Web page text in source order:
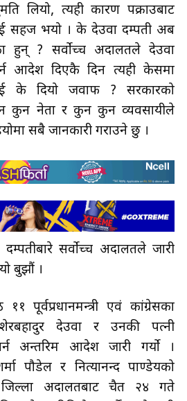
लियो, त्यही कारण पक्राउबाट
सहज भयो । के देउवा दम्पती अब
हुन् ? सर्वोच्च अदालतले देउवा
आदेश दिएकै दिन त्यही केसमा
के दियो जवाफ ? सरकारको
कुन नेता र कुन कुन व्यवसायीले
सबै जानकारी गराउने छु ।
सर्वोच्च अदालतले जारी
बुझौं ।
पूर्वप्रधानमन्त्री एवं कांग्रेसका
देउवा र उनकी पत्नी
अन्तरिम आदेश जारी गर्यो ।
पौडेल र नित्यानन्द पाण्डेयको
अदालतबाट चैत २४ गते